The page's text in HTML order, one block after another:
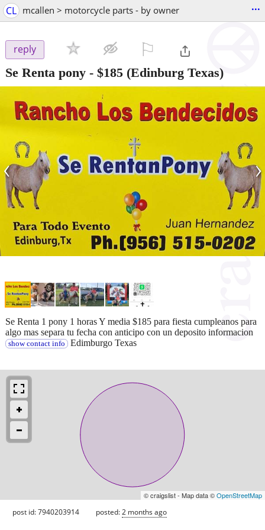
CL mcallen > motorcycle parts - by owner ...
reply
Se Renta pony - $185 (Edinburg Texas)
‹ ›
Se Renta 1 pony 1 horas Y media $185 para fiesta cumpleanos para
algo mas separa tu fecha con anticipo con un deposito informacion
show contact info Edimburgo Texas
© craigslist - Map data ©OpenStreetMap
post id: 7940203914 posted:2 months ago